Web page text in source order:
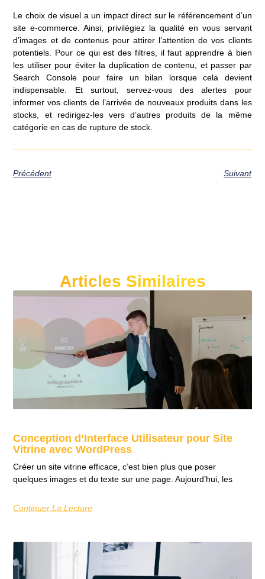
Le choix de visuel a un impact direct sur le référencement d’un
site e-commerce . Ainsi, privilégiez la qualité en vous servant
d’images et de contenus pour attirer l’attention de vos clients
potentiels. Pour ce qui est des filtres, il faut apprendre à bien
les utiliser pour éviter la duplication de contenu, et passer par
Search Console pour faire un bilan lorsque cela devient
indispensable. Et surtout, servez-vous des alertes pour
informer vos clients de l’arrivée de nouveaux produits dans les
stocks, et redirigez-les vers d’autres produits de la même
catégorie en cas de rupture de stock.
Précédent Suivant
Articles Similaires
Conception d’Interface Utilisateur pour Site
Vitrine avec WordPress
Créer un site vitrine efficace, c’est bien plus que poser
quelques images et du texte sur une page. Aujourd’hui, les
Continuer La Lecture